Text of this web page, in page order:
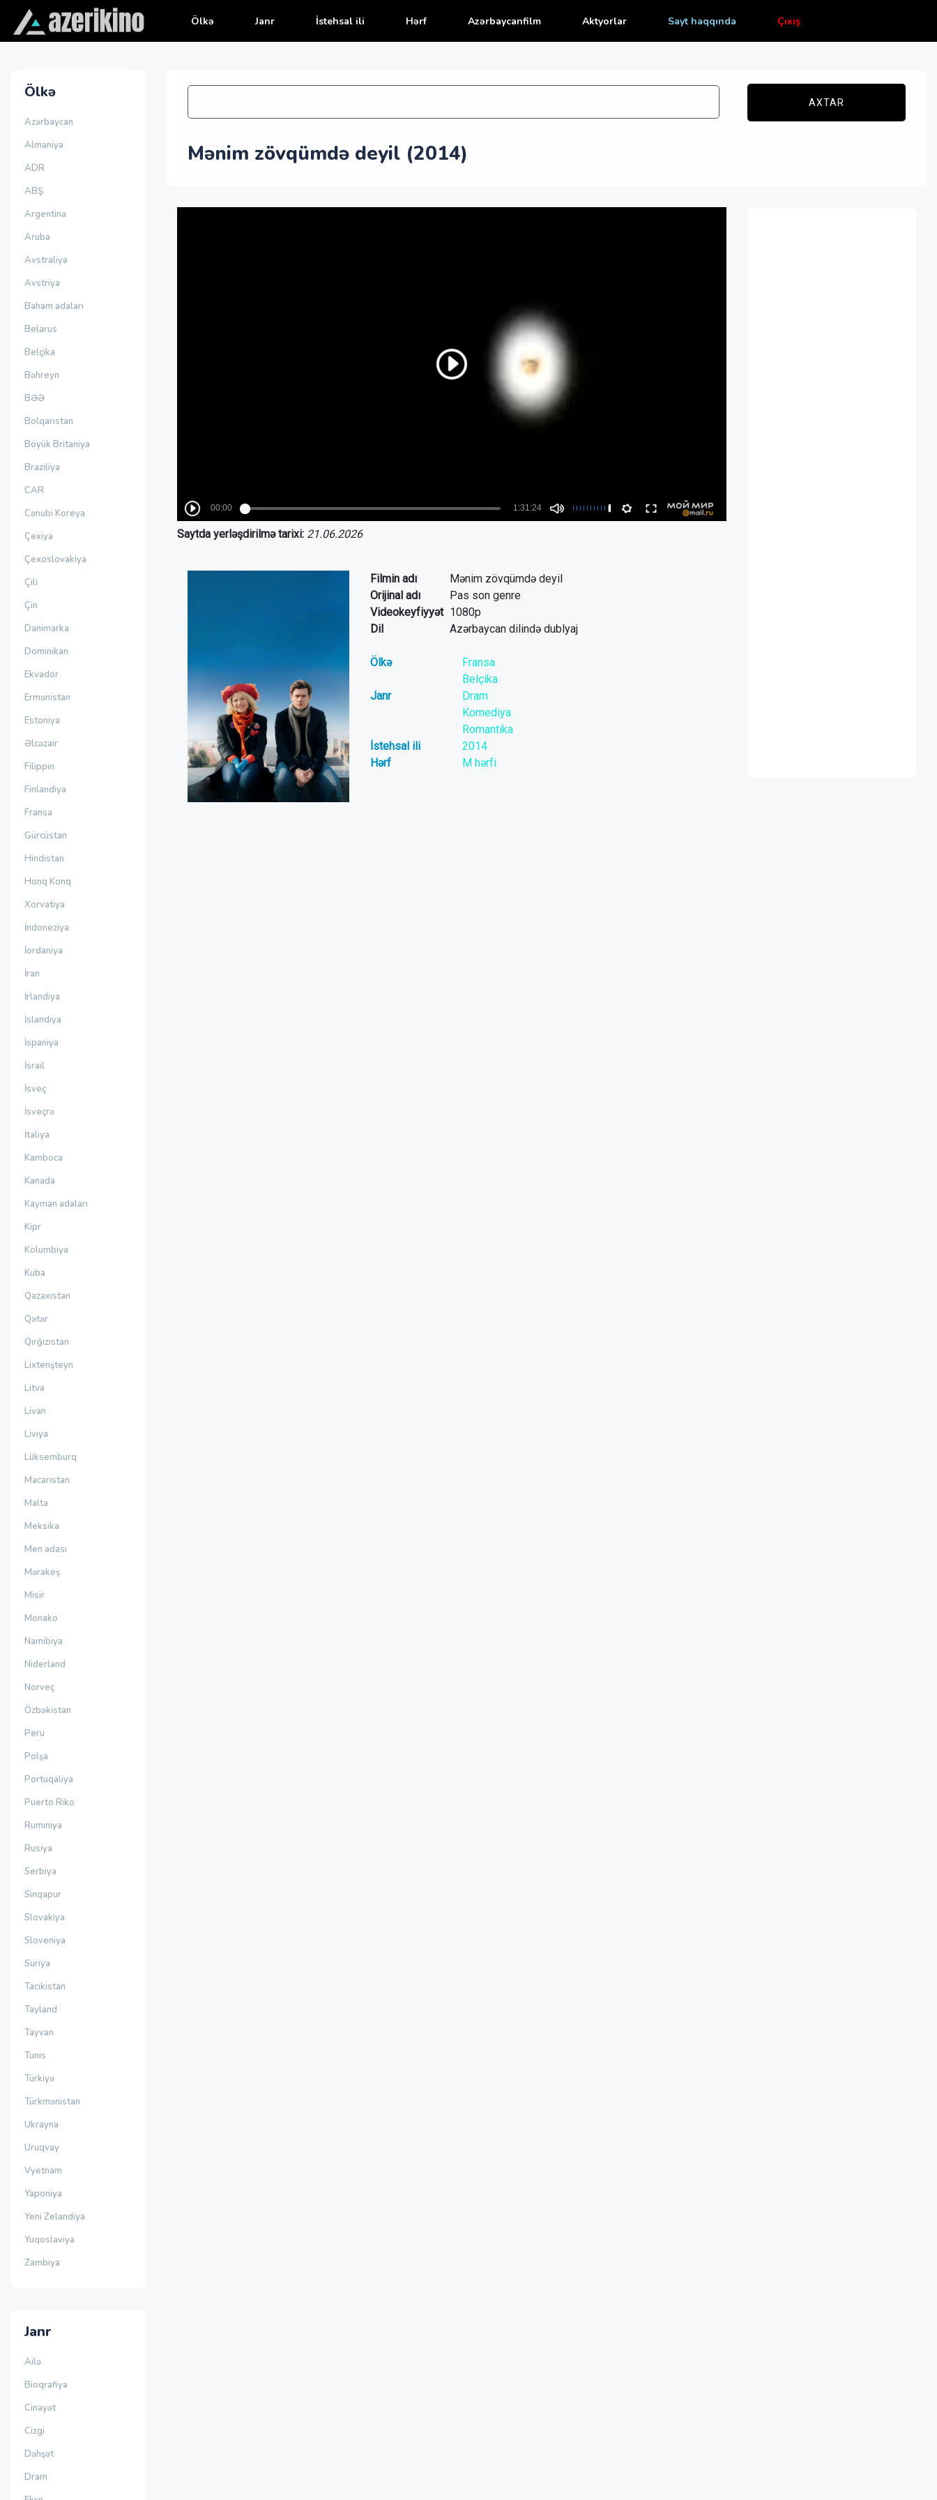
Ölkə Janr İstehsal ili Hərf Azərbaycanfilm Aktyorlar Sayt haqqında Çıxış
Ölkə
Azərbaycan
Almaniya
ADR
ABŞ
Argentina
Aruba
Avstraliya
Avstriya
Baham adaları
Belarus
Belçika
Bəhreyn
BƏƏ
Bolqarıstan
Böyük Britaniya
Braziliya
CAR
Cənubi Koreya
Çexiya
Çexoslovakiya
Çili
Çin
Danimarka
Dominikan
Ekvador
Ermənistan
Estoniya
Əlcəzair
Filippin
Finlandiya
Fransa
Gürcüstan
Hindistan
Honq Konq
Xorvatiya
İndoneziya
İordaniya
İran
İrlandiya
İslandiya
İspaniya
İsrail
İsveç
İsveçrə
İtaliya
Kamboca
Kanada
Kayman adaları
Kipr
Kolumbiya
Kuba
Qazaxıstan
Qətər
Qırğızıstan
Lixtenşteyn
Litva
Livan
Liviya
Lüksemburq
Macarıstan
Malta
Meksika
Men adası
Mərakeş
Misir
Monako
Namibiya
Niderland
Norveç
Özbəkistan
Peru
Polşa
Portuqaliya
Puerto Riko
Rumıniya
Rusiya
Serbiya
Sinqapur
Slovakiya
Sloveniya
Suriya
Tacikistan
Tayland
Tayvan
Tunis
Türkiyə
Türkmənistan
Ukrayna
Uruqvay
Vyetnam
Yaponiya
Yeni Zelandiya
Yuqoslaviya
Zambiya
Janr
Ailə
Bioqrafiya
Cinayət
Cizgi
Dəhşət
Dram
AXTAR
Mənim zövqümdə deyil (2014)
Saytda yerləşdirilmə tarixi: 21.06.2026
Filmin adı
Mənim zövqümdə deyil
Orijinal adı
Pas son genre
Videokeyfiyyət 1080p
Dil
Azərbaycan dilində dublyaj
Ölkə
Fransa
Belçika
Janr
Dram
Komediya
Romantika
İstehsal ili
2014
Hərf
M hərfi